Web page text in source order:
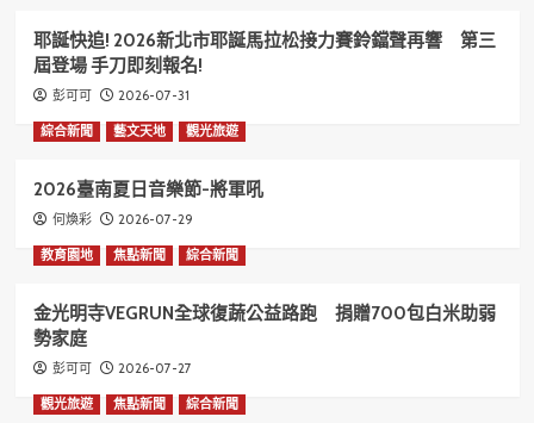
耶誕快追! 2026新北市耶誕馬拉松接力賽鈴鐺聲再響 第三
屆登場 手刀即刻報名!
彭可可 2026-07-31
綜合新聞 藝文天地 觀光旅遊
2026臺南夏日音樂節-將軍吼
何煥彩 2026-07-29
教育園地 焦點新聞 綜合新聞
金光明寺VEGRUN全球復蔬公益路跑 捐贈700包白米助弱
勢家庭
彭可可 2026-07-27
觀光旅遊 焦點新聞 綜合新聞